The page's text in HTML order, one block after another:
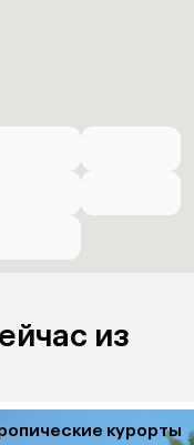
из
курорты